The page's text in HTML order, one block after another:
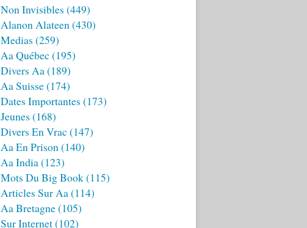
Non Invisibles (449)
Alanon Alateen(430)
Medias (259)
Aa Québec (195)
Divers Aa(189)
Aa Suisse(174)
Dates Importantes (173)
Jeunes (168)
Divers En Vrac (147)
Aa En Prison(140)
Aa India(123)
Mots Du Big Book(115)
Articles Sur Aa(114)
Aa Bretagne(105)
Sur Internet(102)